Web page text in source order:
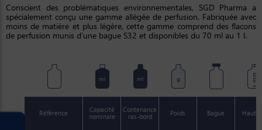
Conscient des problématiques environnementales, SGD Pharma a
spécialement conçu une gamme allégée de perfusion. Fabriquée avec
moins de matière et plus légère, cette gamme comprend des flacons
de perfusion munis d’une bague S32 et disponibles du 70 ml au 1 l.
ml ml g mm
Référence
Capacité
nominale
Contenance
ras-bord
Poids Bague